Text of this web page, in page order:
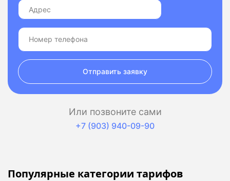
Отправить заявку
Или позвоните сами
+7 (903) 940-09-90
Популярные категории тарифов